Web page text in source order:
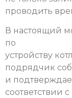
проводить
В настоящий
по
устройству
подрядчик
и
соответствии